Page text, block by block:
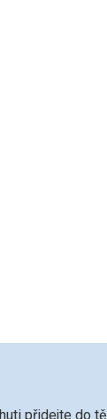
přidejte do